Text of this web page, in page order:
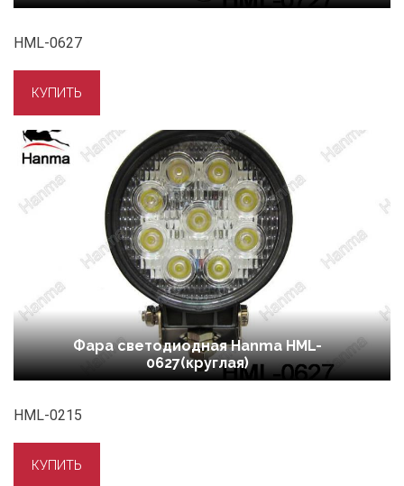
HML-0627
Фара светодиодная Hanma HML-
0627(круглая)
HML-0215